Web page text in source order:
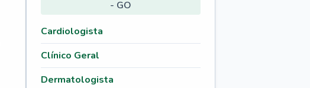
- GO
Cardiologista
Clínico Geral
Dermatologista